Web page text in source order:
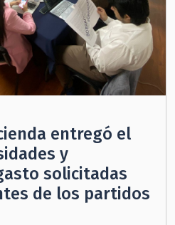
entregó el
y
solicitadas
de los partidos